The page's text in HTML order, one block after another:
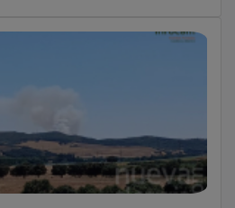
nivel 1 y obliga a cortar